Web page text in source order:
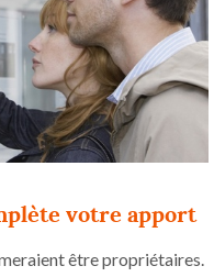
votre apport
être propriétaires.